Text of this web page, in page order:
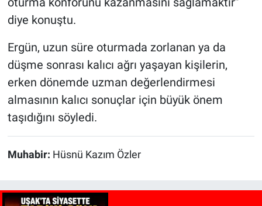
diye konuştu.
Ergün, uzun süre oturmada zorlanan ya da
düşme sonrası kalıcı ağrı yaşayan kişilerin,
erken dönemde uzman değerlendirmesi
almasının kalıcı sonuçlar için büyük önem
taşıdığını söyledi.
Muhabir: Hüsnü Kazım Özler